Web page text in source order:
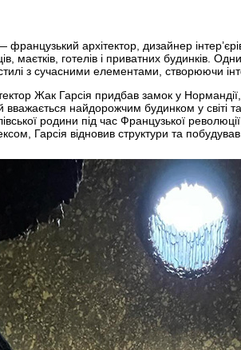
архітектор, дизайнер
маєтків, готелів і приватних будинків.
з сучасними елементами, створюючи
Жак Гарсія придбав замок у
найдорожчим будинком у світі та
родини під час Французької
Гарсія відновив структури та побудував